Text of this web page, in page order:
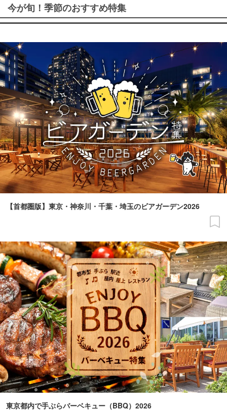
今が旬！季節のおすすめ特集
【首都圏版】東京・神奈川・千葉・埼玉のビアガーデン2026
東京都内で手ぶらバーベキュー（BBQ）2026